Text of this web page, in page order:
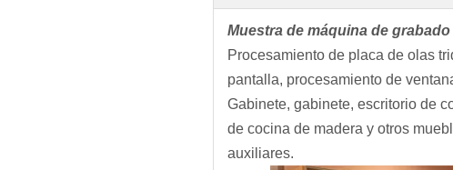
Muestra de máquina de
Procesamiento de placa de olas
pantalla, procesamiento de
Gabinete, gabinete, escritorio de
de cocina de madera y otros
auxiliares.